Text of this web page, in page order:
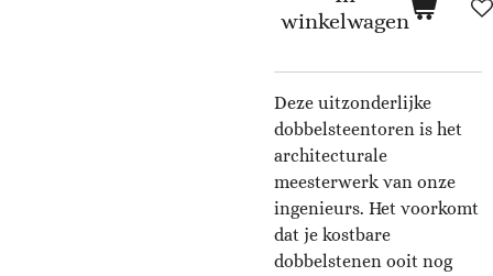
winkelwagen
Deze uitzonderlijke
dobbelsteentoren is het
architecturale
meesterwerk van onze
ingenieurs. Het voorkomt
dat je kostbare
dobbelstenen ooit nog